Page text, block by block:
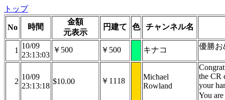
トップ
No 時間
金額
元表示
円建て 色 チャンネル名
1
10/09
23:13:03
￥500 ￥500 キナコ 優勝お
2
10/09
23:13:18
$10.00 ￥1118
Michael
Rowland
the CR
your
You